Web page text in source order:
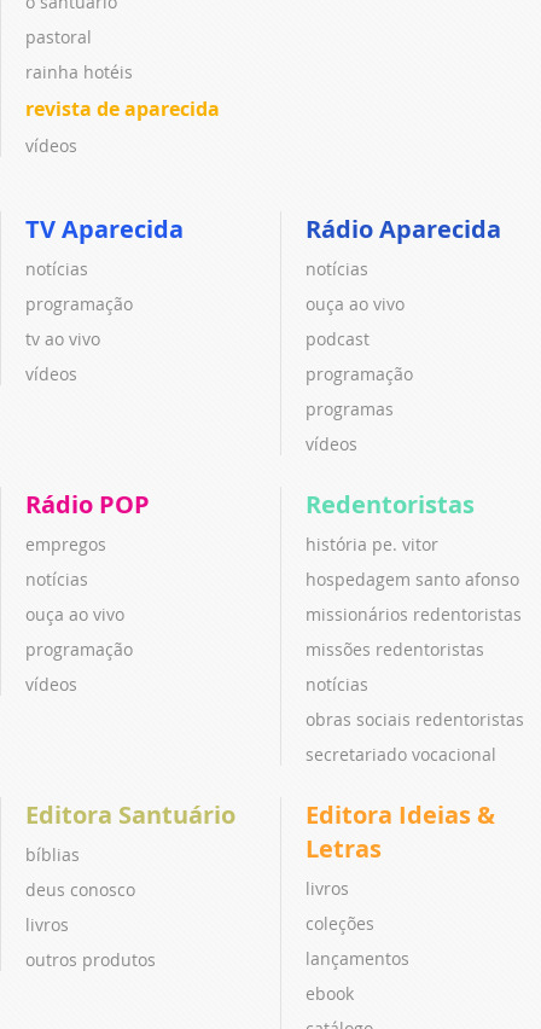
pastoral
rainha hotéis
revista de aparecida
vídeos
TV Aparecida
notícias
programação
tv ao vivo
vídeos
Rádio Aparecida
notícias
ouça ao vivo
podcast
programação
programas
vídeos
Rádio POP
empregos
notícias
ouça ao vivo
programação
vídeos
Redentoristas
história pe. vitor
hospedagem santo afonso
missionários redentoristas
missões redentoristas
notícias
obras sociais redentoristas
secretariado vocacional
Editora Santuário
bíblias
deus conosco
livros
outros produtos
Editora Ideias &
Letras
livros
coleções
lançamentos
ebook